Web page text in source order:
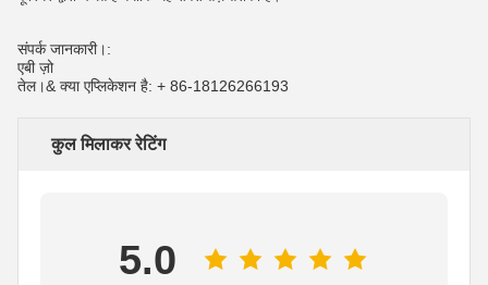
संपर्क जानकारी।:
एबी ज़ो
तेल।& क्या एप्लिकेशन है: + 86-18126266193
कुल मिलाकर रेटिंग
5.0